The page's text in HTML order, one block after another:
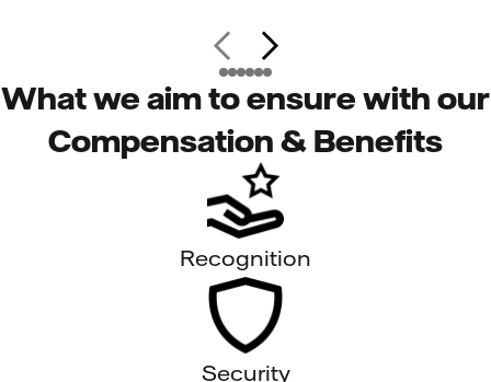
What we aim to ensure with our
Compensation & Benefits
Recognition
Security